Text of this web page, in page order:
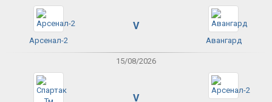
Арсенал-2
V
Авангард
15/08/2026
V